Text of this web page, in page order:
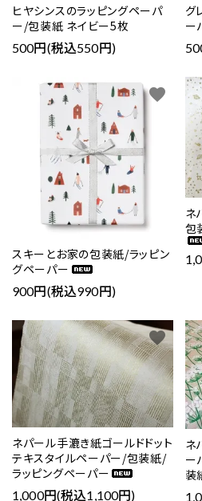
ヒヤシンスのラッピングペーパ
ー/包装紙 ネイビー5枚
500円(税込550円)
グ
ー
スキーとお家の包装紙/ラッピン
グペーパー
900円(税込990円)
favorite
ネ
包
ネパール手漉き紙ゴールドドット
テキスタイルペーパー/包装紙/
ラッピングペーパー
1,000円(税込1,100円)
favorite
ネ
ー
装